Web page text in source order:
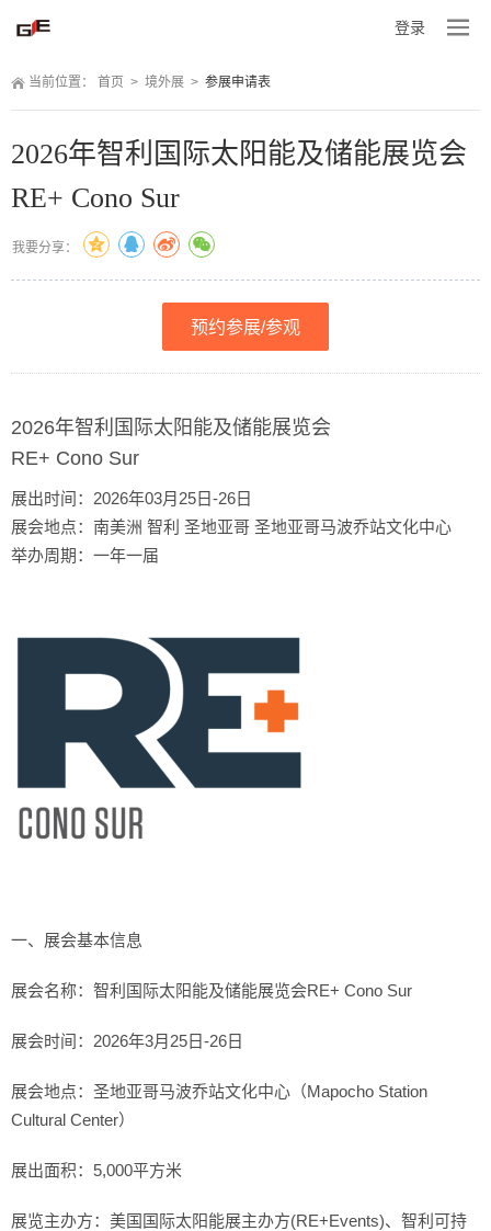
登录
当前位置： 首页 > 境外展 > 参展申请表
2026年智利国际太阳能及储能展览会
RE+ Cono Sur
我要分享：
预约参展/参观
2026年智利国际太阳能及储能展览会
RE+ Cono Sur
展出时间：2026年03月25日-26日
展会地点：南美洲 智利 圣地亚哥 圣地亚哥马波乔站文化中心
举办周期：一年一届
一、展会基本信息
展会名称：智利国际太阳能及储能展览会RE+ Cono Sur
展会时间：2026年3月25日-26日
展会地点：圣地亚哥马波乔站文化中心（Mapocho Station
Cultural Center）
展出面积：5,000平方米
展览主办方：美国国际太阳能展主办方(RE+Events)、智利可持